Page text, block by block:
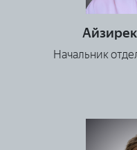
Начальник